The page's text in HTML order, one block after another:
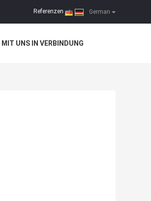
German
Referenzen |
MIT UNS IN VERBINDUNG